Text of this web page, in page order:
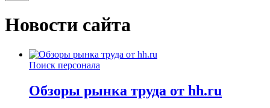
Новости сайта
Поиск персонала
Обзоры рынка труда от hh.ru